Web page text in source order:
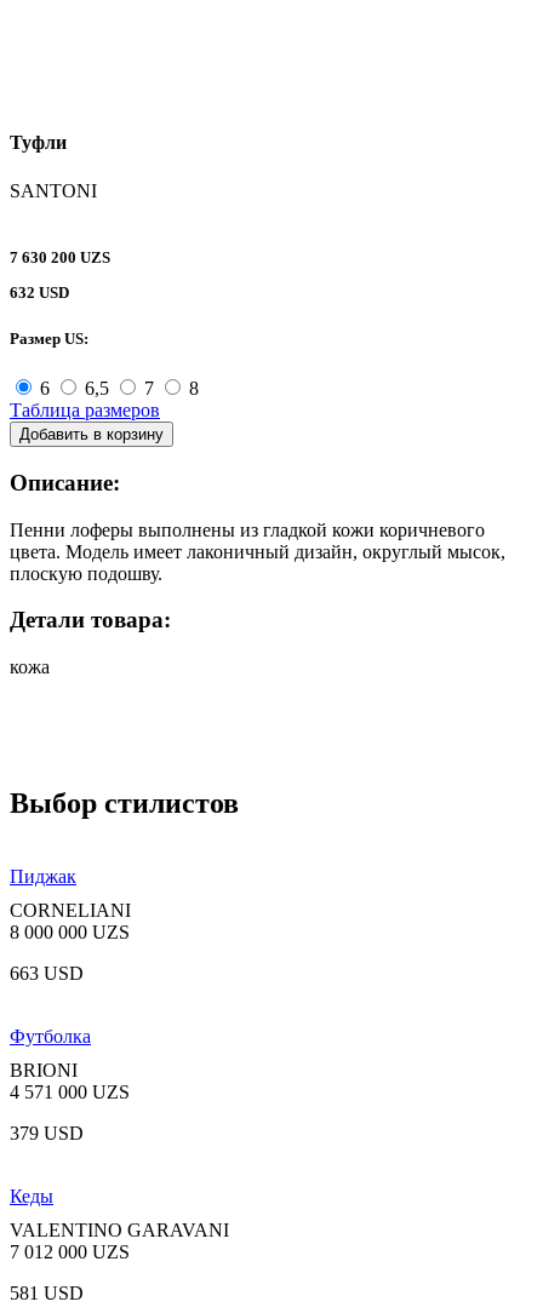
Туфли
SANTONI
7 630 200 UZS
632 USD
Размер US:
6 6,5 7
8
Таблица размеров
Добавить в корзину
Описание:
Пенни лоферы выполнены из гладкой кожи коричневого
цвета. Модель имеет лаконичный дизайн, округлый мысок,
плоскую подошву.
Детали товара:
кожа
Выбор стилистов
Пиджак
CORNELIANI
8 000 000 UZS
663 USD
Футболка
BRIONI
4 571 000 UZS
379 USD
Кеды
VALENTINO GARAVANI
7 012 000 UZS
581 USD